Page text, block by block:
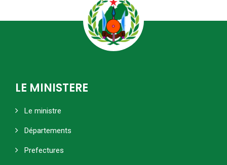
LE MINISTERE
Le ministre
Départements
Prefectures